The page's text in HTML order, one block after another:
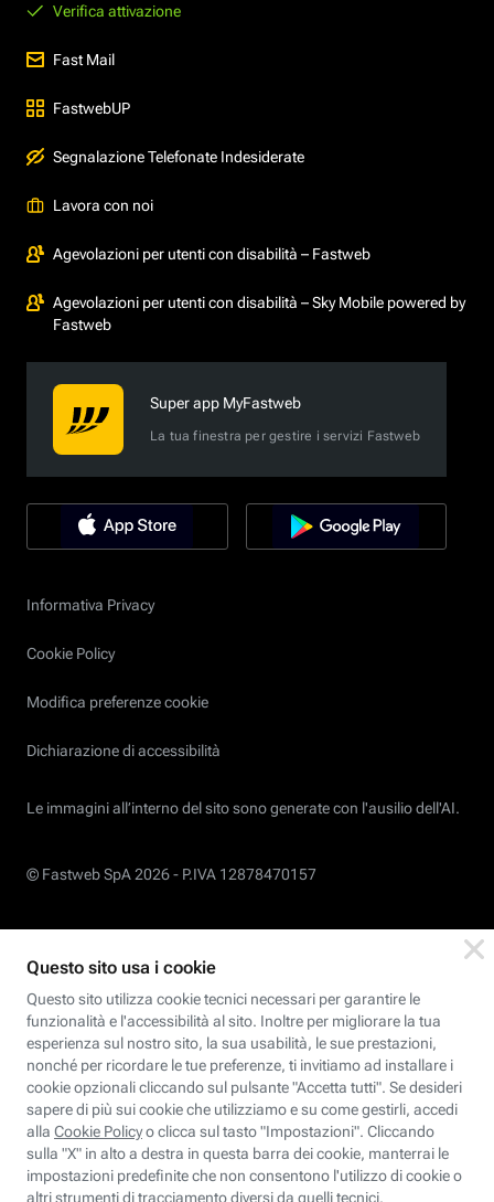
Verifica attivazione
Fast Mail
FastwebUP
Segnalazione Telefonate Indesiderate
Lavora con noi
Agevolazioni per utenti con disabilità – Fastweb
Agevolazioni per utenti con disabilità – Sky Mobile powered by
Fastweb
Super app MyFastweb
La tua finestra per gestire i servizi Fastweb
Informativa Privacy
Cookie Policy
Modifica preferenze cookie
Dichiarazione di accessibilità
Le immagini all’interno del sito sono generate con l'ausilio dell'AI.
© Fastweb SpA 2026 - P.IVA 12878470157